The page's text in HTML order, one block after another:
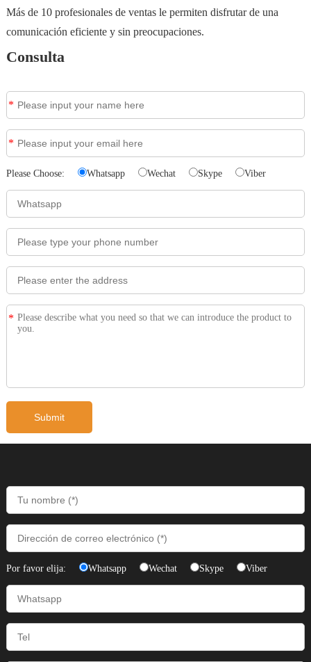
Más de 10 profesionales de ventas le permiten disfrutar de una
comunicación eficiente y sin preocupaciones.
Consulta
*
*
Please Choose: Whatsapp Wechat Skype Viber
*
Por favor elija: Whatsapp Wechat Skype Viber